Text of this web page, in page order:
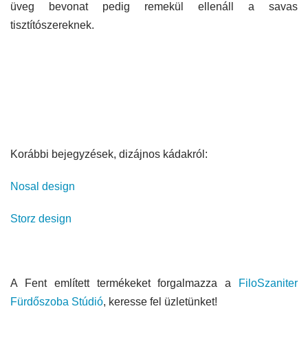
üveg bevonat pedig remekül ellenáll a savas
tisztítószereknek.
Korábbi bejegyzések, dizájnos kádakról:
Nosal design
Storz design
A Fent említett termékeket forgalmazza a
FiloSzaniter
Fürdőszoba Stúdió, keresse fel üzletünket!